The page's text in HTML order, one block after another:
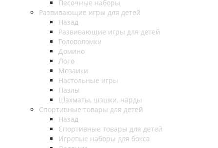
Песочные наборы
Развивающие игры для детей
Назад
Развивающие игры для детей
Головоломки
Домино
Лото
Мозаики
Настольные игры
Пазлы
Шахматы, шашки, нарды
Спортивные товары для детей
Назад
Спортивные товары для детей
Игровые наборы для бокса